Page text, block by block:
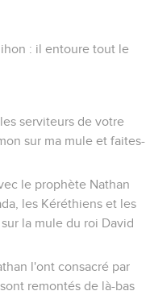
: il entoure tout le
serviteurs de votre
sur ma mule et faites-
le prophète Nathan
les Kéréthiens et les
la mule du roi David
l'ont consacré par
remontés de là-bas